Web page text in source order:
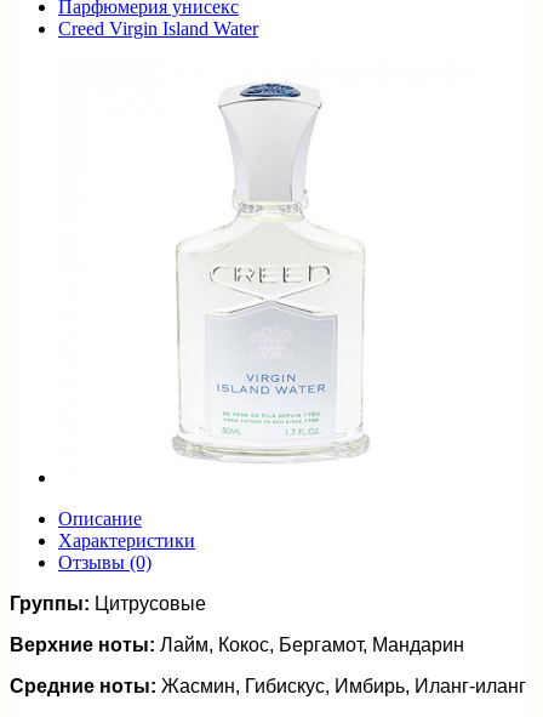
Парфюмерия унисекс
Creed Virgin Island Water
Описание
Характеристики
Отзывы (0)
Группы: Цитрусовые
Верхние ноты: Лайм, Кокос, Бергамот, Мандарин
Средние ноты: Жасмин, Гибискус, Имбирь, Иланг-иланг